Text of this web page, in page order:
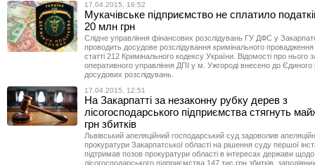
17.04.2015, 16:52
Мукачівське підприємство не сплатило
20 млн грн
Слідче управління фінансових розслідувань ГУ ДФС у
проводить досудове розслідування кримінального
статті 212 Кримінального кодексу України. Відомості про нього
оперативного управління ДПІ у м. Ужгороді внесено до Єдиного
досудових розслідувань.
17.04.2015, 12:51
На Закарпатті за незаконну рубку дерев з
лісогосподарського підприємства стягнуть
грн збитків
Львівський апеляційний господарський суд задоволив
прокуратури Закарпатської області на рішення суду першої
підтримав позов прокуратури області в інтересах держави
лісогосподарського підприємства 147 тис грн збитків,